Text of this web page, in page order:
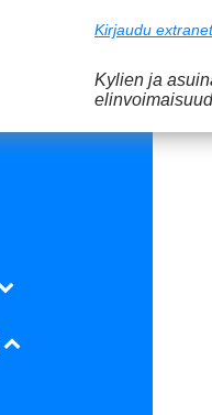
Kirjaudu
Kylien ja